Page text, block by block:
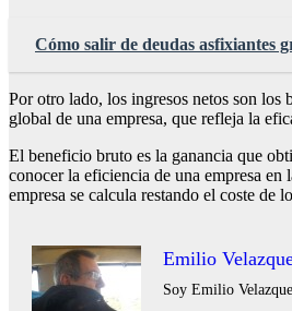
Cómo salir de deudas asfixiantes
Por otro lado, los ingresos netos son los
global de una empresa, que refleja la
El beneficio bruto es la ganancia que
conocer la eficiencia de una empresa
empresa se calcula restando el coste de
Emilio
Soy Emilio